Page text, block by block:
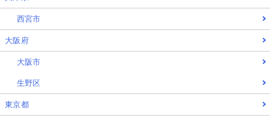
西宮市
大阪府
大阪市
生野区
東京都